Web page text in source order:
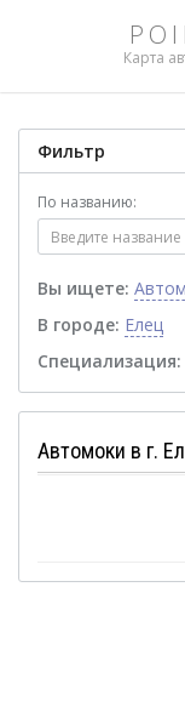
Карта
Фильтр
По названию:
Вы ищете:
В городе: Елец
Специализация:
Автомоки в г.